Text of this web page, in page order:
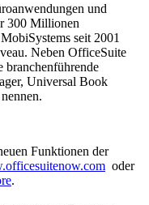
und
300 Millionen
seit 2001
Neben OfficeSuite
branchenführende
Universal Book
Funktionen der
oder
.